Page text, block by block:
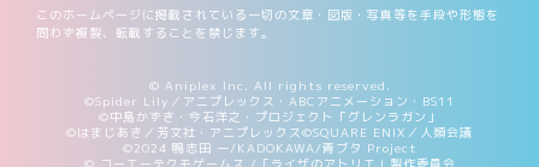
このホームページに掲載されている一切の文章・図版・写真等を手段や形態を
問わず複製、転載することを禁じます。
© Aniplex Inc. All rights reserved.
©Spider Lily／アニプレックス・ABCアニメーション・BS11
©中島かずき・今石洋之・プロジェクト「グレンラガン」
©はまじあき／芳文社・アニプレックス©SQUARE ENIX／人類会議
©2024 鴨志田 一/KADOKAWA/青ブタ Project
© コーエーテクモゲームス /「ライザのアトリエ」製作委員会